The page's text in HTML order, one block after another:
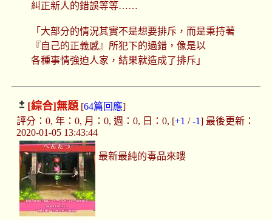
糾正新人的錯誤等等……
「大部分的情況其實不是想要排斥，而是秉持著
『自己的正義感』所犯下的過錯，像是以
各種事情強迫人家，結果就造成了排斥」
[綜合]無題[64篇回應]
評分：0, 年：0, 月：0, 週：0, 日：0, [+1 /-1] 最後更新：
2020-01-05 13:43:44
最新最純的毒品來嘍